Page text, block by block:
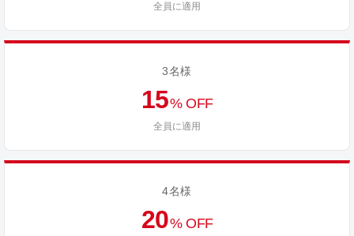
全員に適用
3名様
15% OFF
全員に適用
4名様
20% OFF